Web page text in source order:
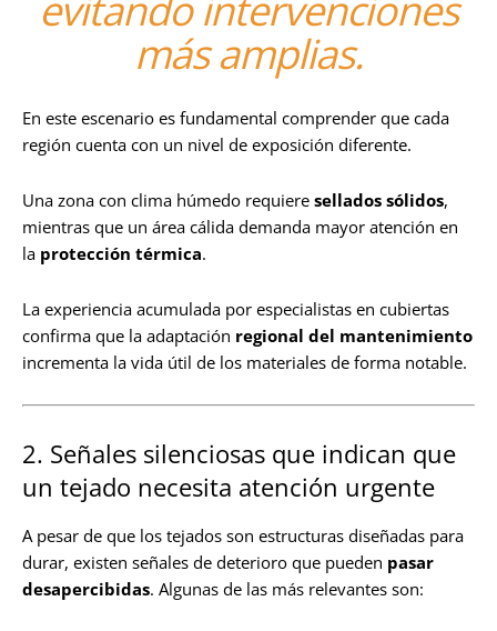
más amplias.
En este escenario es fundamental comprender que cada
región cuenta con un nivel de exposición diferente.
Una zona con clima húmedo requiere sellados sólidos,
mientras que un área cálida demanda mayor atención en
la protección térmica.
La experiencia acumulada por especialistas en cubiertas
confirma que la adaptación regional del mantenimiento
incrementa la vida útil de los materiales de forma notable.
2. Señales silenciosas que indican que
un tejado necesita atención urgente
A pesar de que los tejados son estructuras diseñadas para
durar, existen señales de deterioro que pueden pasar
desapercibidas. Algunas de las más relevantes son: